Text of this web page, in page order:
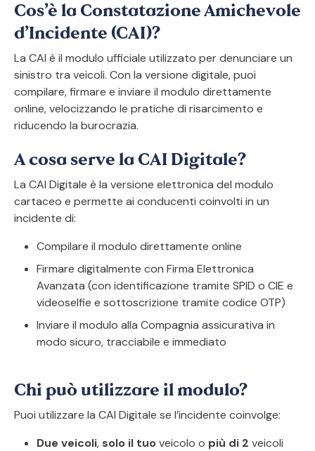
Cos’è la Constatazione Amichevole
d’Incidente (CAI)?
La CAI è il modulo ufficiale utilizzato per denunciare un
sinistro tra veicoli. Con la versione digitale, puoi
compilare, firmare e inviare il modulo direttamente
online, velocizzando le pratiche di risarcimento e
riducendo la burocrazia.
A cosa serve la CAI Digitale?
La CAI Digitale è la versione elettronica del modulo
cartaceo e permette ai conducenti coinvolti in un
incidente di:
Compilare il modulo direttamente online
Firmare digitalmente con Firma Elettronica
Avanzata (con identificazione tramite SPID o CIE e
videoselfie e sottoscrizione tramite codice OTP)
Inviare il modulo alla Compagnia assicurativa in
modo sicuro, tracciabile e immediato
Chi può utilizzare il modulo?
Puoi utilizzare la CAI Digitale se l’incidente coinvolge:
Due veicoli, solo il tuoveicolo o più di 2 veicoli